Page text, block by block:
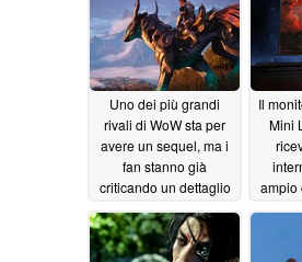
Uno dei più grandi
rivali di WoW sta per
avere un sequel, ma i
fan stanno già
criticando un dettaglio
06/06/2026
Il
Mini
ampio